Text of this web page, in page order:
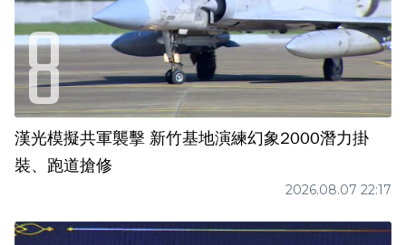
漢光模擬共軍襲擊 新竹基地演練幻象2000潛力掛
裝、跑道搶修
2026.08.07 22:17